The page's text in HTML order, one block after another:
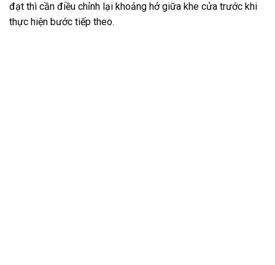
đạt thì cần điều chỉnh lại khoảng hở giữa khe cửa trước khi
thực hiện bước tiếp theo.